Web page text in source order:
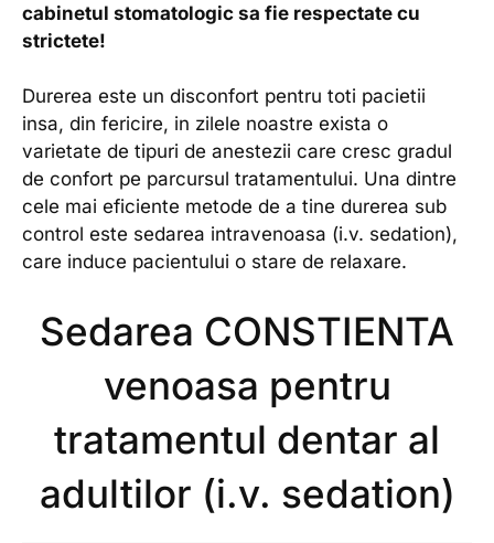
cabinetul stomatologic sa fie respectate cu
strictete!
Durerea este un disconfort pentru toti pacietii
insa, din fericire, in zilele noastre exista o
varietate de tipuri de anestezii care cresc gradul
de confort pe parcursul tratamentului. Una dintre
cele mai eficiente metode de a tine durerea sub
control este sedarea intravenoasa (i.v. sedation),
care induce pacientului o stare de relaxare.
Sedarea CONSTIENTA
venoasa pentru
tratamentul dentar al
adultilor (i.v. sedation)